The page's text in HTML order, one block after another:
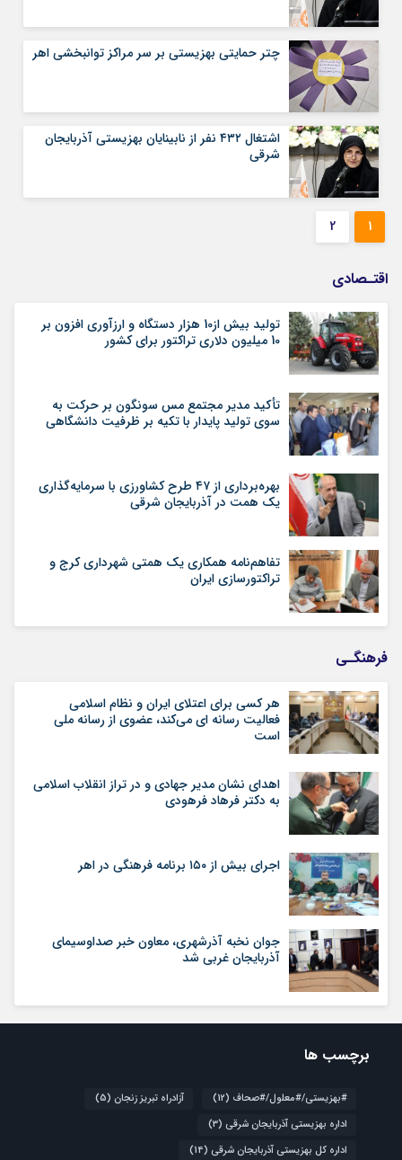
چتر حمایتی بهزیستی بر سر مراکز توانبخشی اهر
اشتغال ۴۳۲ نفر از نابینایان بهزیستی آذربایجان
شرقی
1
2
اقتـصادی
تولید بیش از10 هزار دستگاه و ارزآوری افزون بر
10 میلیون دلاری تراکتور برای کشور
تأکید مدیر مجتمع مس سونگون بر حرکت به
سوی تولید پایدار با تکیه بر ظرفیت دانشگاهی
بهره‌برداری از ۴۷ طرح کشاورزی با سرمایه‌گذاری
یک همت در آذربایجان شرقی
تفاهم‌نامه همکاری یک همتی شهرداری کرج و
تراکتورسازی ایران
فرهنگـی
هر کسی برای اعتلای ایران و نظام اسلامی
فعالیت رسانه ای می‌کند، عضوی از رسانه ملی
است
اهدای نشان مدیر جهادی و در تراز انقلاب اسلامی
به دکتر فرهاد فرهودی
اجرای بیش از ۱۵۰ برنامه فرهنگی در اهر
جوان نخبه آذرشهری، معاون خبر صداوسیمای
آذربایجان غربی شد
برچسب ها
#بهزیستی/#معلول/#صحاف (12) آزادراه تبریز زنجان (5)
اداره بهزیستی آذربایجان شرقی (3)
اداره کل بهزیستی آذربایجان شرقی (14)